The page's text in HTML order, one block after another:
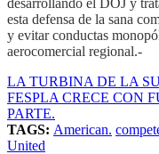
esta defensa de la sana
y evitar conductas
aerocomercial regional.-
LA TURBINA DE LA
FESPLA CRECE CON
PARTE.
TAGS: American.
United